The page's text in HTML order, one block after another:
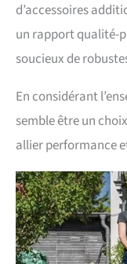
d’accessoires
un rapport qualité-
soucieux de
En considérant
semble être un
allier performance